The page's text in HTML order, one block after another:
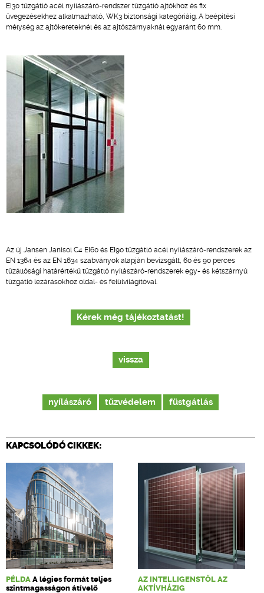
EI30 tűzgátló acél nyílászáró-rendszer tűzgátló ajtókhoz és fix
üvegezésekhez alkalmazható, WK3 biztonsági kategóriáig. A beépítési
mélység az ajtókereteknél és az ajtószárnyaknál egyaránt 60 mm.
Az új Jansen Janisol C4 EI60 és EI90 tűzgátló acél nyílászáró-rendszerek az
EN 1364 és az EN 1634 szabványok alapján bevizsgált, 60 és 90 perces
tűzállósági határértékű tűzgátló nyílászáró-rendszerek egy- és kétszárnyú
tűzgátló lezárásokhoz oldal- és felülvilágítóval.
Kérek még tájékoztatást!
vissza
nyílászáró tűzvédelem füstgátlás
KAPCSOLÓDÓ CIKKEK:
PÉLDA A légies formát teljes
szintmagasságon átívelő
AZ INTELLIGENSTŐL AZ
AKTÍVHÁZIG